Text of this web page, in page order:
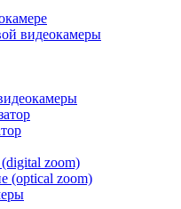
видеокамеры
zoom)
(optical zoom)